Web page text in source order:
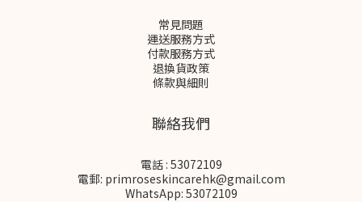
常見問題
運送服務方式
付款服務方式
退換貨政策
條款與細則
聯絡我們
電話 : 53072109
電郵: primroseskincarehk@gmail.com
WhatsApp: 53072109